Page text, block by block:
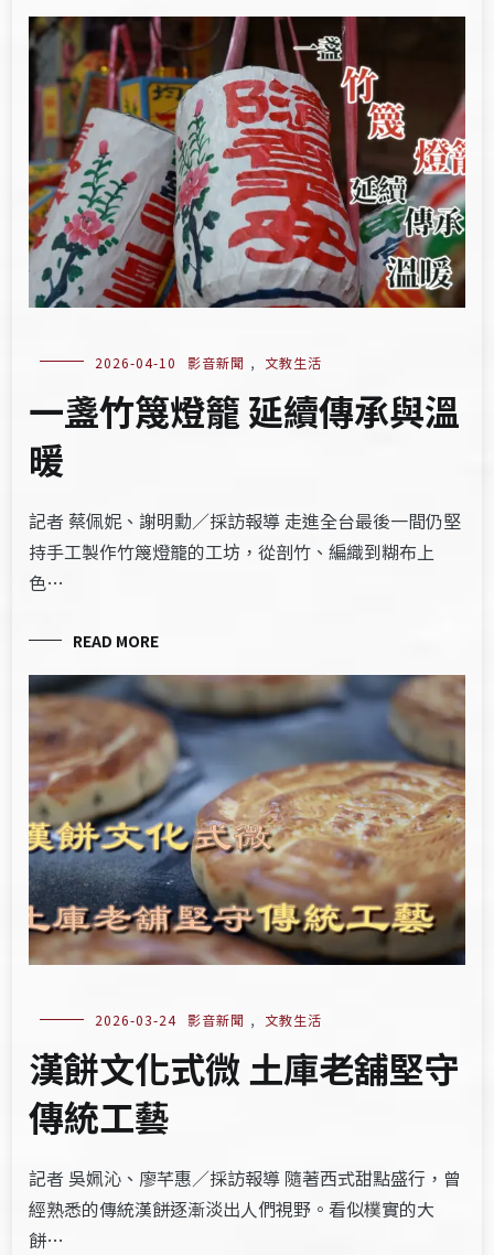
2026-04-10 影音新聞 , 文教生活
一盞竹篾燈籠 延續傳承與溫
暖
記者 蔡佩妮、謝明勳／採訪報導 走進全台最後一間仍堅
持手工製作竹篾燈籠的工坊，從剖竹、編織到糊布上
色…
READ MORE
2026-03-24 影音新聞 , 文教生活
漢餅文化式微 土庫老舖堅守
傳統工藝
記者 吳姵沁、廖芊惠／採訪報導 隨著西式甜點盛行，曾
經熟悉的傳統漢餅逐漸淡出人們視野。看似樸實的大
餅…